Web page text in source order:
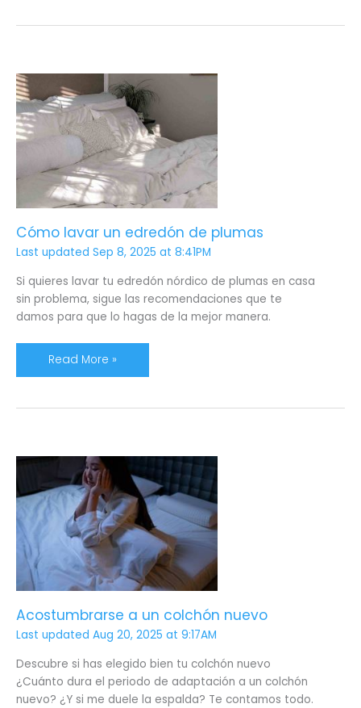
Cómo lavar un edredón de plumas
Last updated Sep 8, 2025 at 8:41PM
Si quieres lavar tu edredón nórdico de plumas en casa
sin problema, sigue las recomendaciones que te
damos para que lo hagas de la mejor manera.
lavar
un
edredón
plumas
Read More »
Acostumbrarse a un colchón nuevo
Last updated Aug 20, 2025 at 9:17AM
Descubre si has elegido bien tu colchón nuevo
¿Cuánto dura el periodo de adaptación a un colchón
nuevo? ¿Y si me duele la espalda? Te contamos todo.
Acostumbrarse
a
un
colchón
nuevo